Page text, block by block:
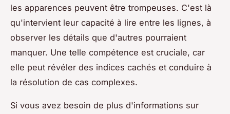
les apparences peuvent être trompeuses. C'est là
qu'intervient leur capacité à lire entre les lignes, à
observer les détails que d'autres pourraient
manquer. Une telle compétence est cruciale, car
elle peut révéler des indices cachés et conduire à
la résolution de cas complexes.
Si vous avez besoin de plus d'informations sur